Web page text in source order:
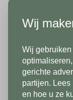
Tegels
Bij Stone base
vloertegels met
vloertegels; alleen
tot
Wij
Wij
gerichte
partijen.
en hoe u ze